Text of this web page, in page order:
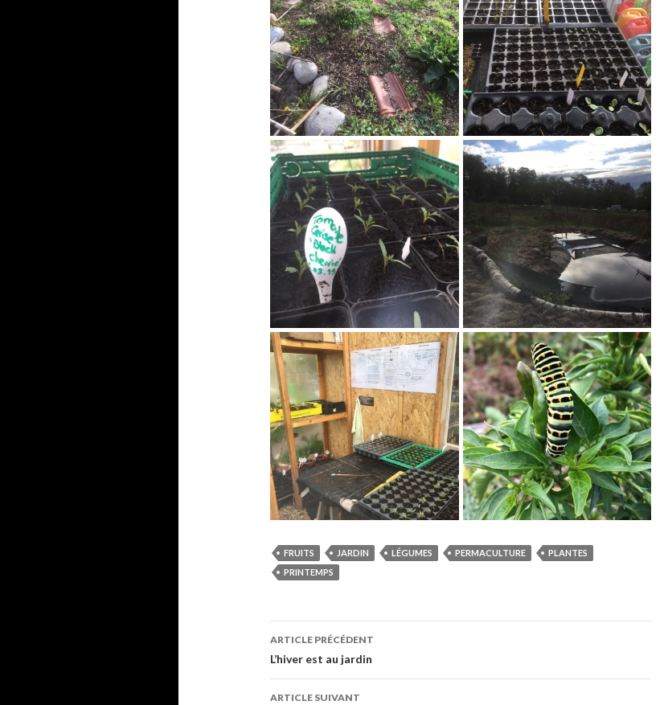
FRUITS JARDIN LÉGUMES PERMACULTURE
PLANTES
PRINTEMPS
Navigation
des
articles
ARTICLE PRÉCÉDENT
L’hiver est au jardin
ARTICLE SUIVANT